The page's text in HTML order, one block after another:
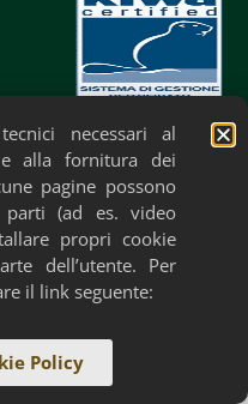
Accessibilità
necessari al
alla fornitura dei
pagine possono
parti (ad es. video
propri cookie
dell’utente. Per
il link seguente:
Policy